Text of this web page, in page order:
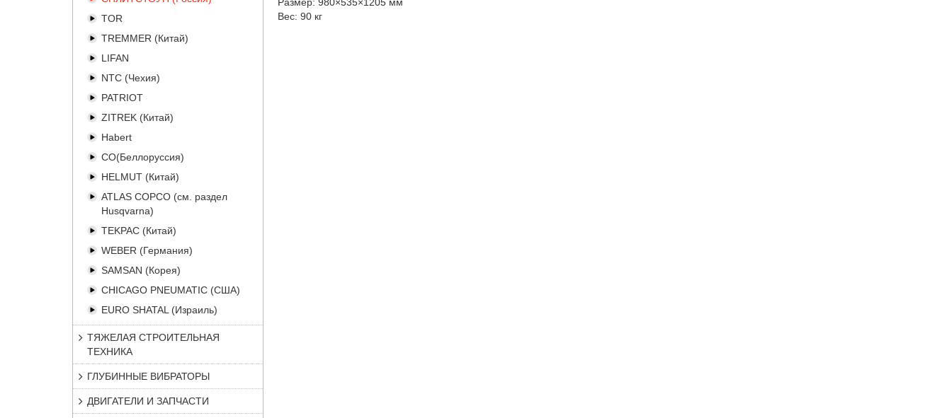
TOR
TREMMER (Китай)
LIFAN
NTC (Чехия)
PATRIOT
ZITREK (Китай)
Habert
СО(Беллоруссия)
HELMUT (Китай)
ATLAS COPCO (см. раздел
Husqvarna)
TEKPAC (Китай)
WEBER (Германия)
SAMSAN (Корея)
CHICAGO PNEUMATIC (США)
EURO SHATAL (Израиль)
ТЯЖЕЛАЯ СТРОИТЕЛЬНАЯ
ТЕХНИКА
ГЛУБИННЫЕ ВИБРАТОРЫ
ДВИГАТЕЛИ И ЗАПЧАСТИ
Вес: 90 кг